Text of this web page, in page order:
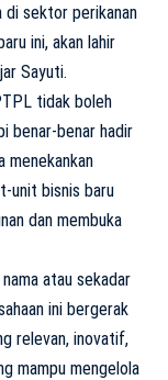
sektor perikanan
ini, akan lahir
Sayuti.
tidak boleh
benar-benar hadir
menekankan
unit bisnis baru
dan membuka
atau sekadar
ini bergerak
relevan, inovatif,
mampu mengelola